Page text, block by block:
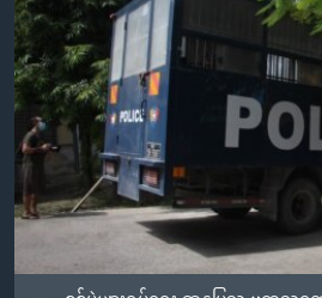
သို့
ကျော်
ကြည့်
ရန်
ရှာဖွေ
နေရာ
ကျော်
ဗွီအိုအေ လူမှုကွန်ယက်များ
ဘာသာစကားများ